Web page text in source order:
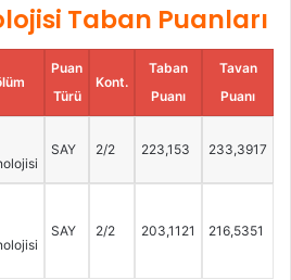
Taban Puanları
Puan
Türü
Kont.
Taban
Puanı
Tavan
Puanı
SAY 2/2 223,153 233,3917
SAY 2/2 203,1121 216,5351